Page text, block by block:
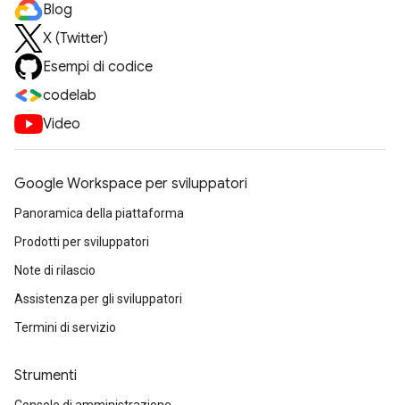
Blog
X (Twitter)
Esempi di codice
codelab
Video
Google Workspace per sviluppatori
Panoramica della piattaforma
Prodotti per sviluppatori
Note di rilascio
Assistenza per gli sviluppatori
Termini di servizio
Strumenti